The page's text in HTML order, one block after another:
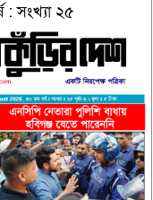
সংখ্যা ২৫